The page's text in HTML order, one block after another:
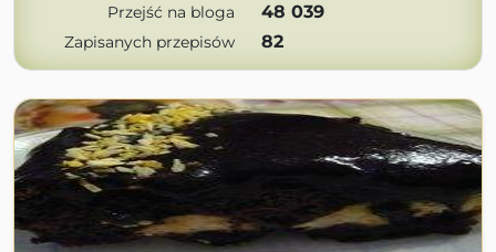
Przejść na bloga 48 039
Zapisanych przepisów 82